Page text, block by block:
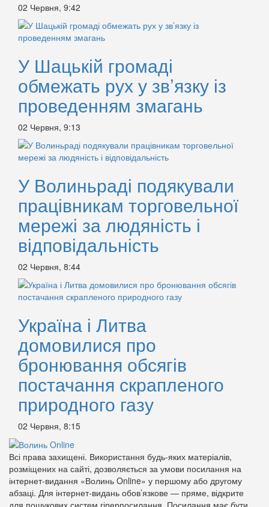
02 Червня, 9:42
У Шацькій громаді
обмежать рух у зв’язку із
проведенням змагань
02 Червня, 9:13
У Волиньраді подякували
працівникам торговельної
мережі за людяність і
відповідальність
02 Червня, 8:44
Україна і Литва
домовилися про
бронювання обсягів
постачання скрапленого
природного газу
02 Червня, 8:15
Всі права захищені. Використання будь-яких матеріалів,
розміщених на сайті, дозволяється за умови посилання на
інтернет-видання «Волинь Online» у першому або другому
абзаці. Для інтернет-видань обов’язкове — пряме, відкрите
для пошукових систем гіперпосилання. Посилання має бути